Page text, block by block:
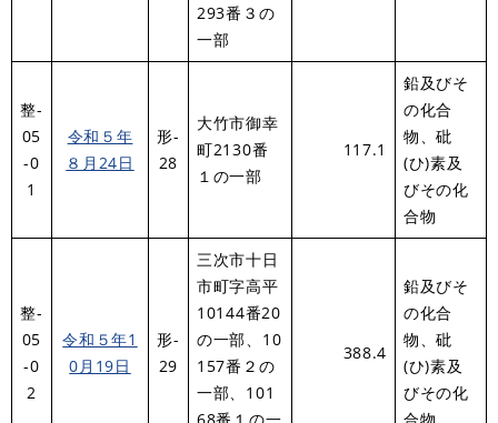
293番３の
一部
整-
05
-0
1
令和５年
８月24日
形-
28
大竹市御幸
町2130番
１の一部
117.1
鉛及びそ
の化合
物、砒
(ひ)素及
びその化
合物
整-
05
-0
2
令和５年1
0月19日
形-
29
三次市十日
市町字高平
10144番20
の一部、10
157番２の
一部、101
388.4
鉛及びそ
の化合
物、砒
(ひ)素及
びその化